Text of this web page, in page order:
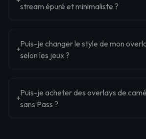
stream épuré et minimaliste ?
Puis-je changer le style de mon
selon les jeux ?
Puis-je acheter des overlays de
sans Pass ?